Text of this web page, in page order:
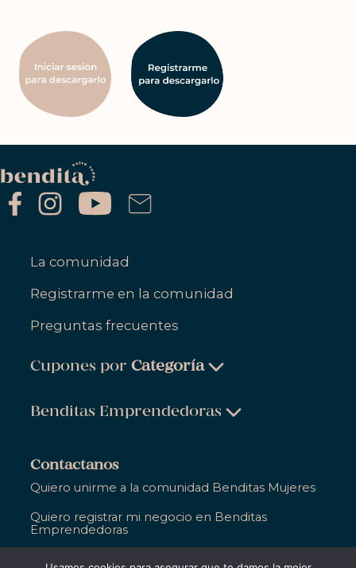
La comunidad
Registrarme en la comunidad
Preguntas frecuentes
Cupones porCategoría
Salud & Bienestar
Hogar
Gastronomía
Entretenimiento
Benditas Emprendedoras
Salud & Bienestar
Hogar
Contactanos
Quiero unirme a la comunidad Benditas Mujeres
Quiero registrar mi negocio en Benditas
Emprendedoras